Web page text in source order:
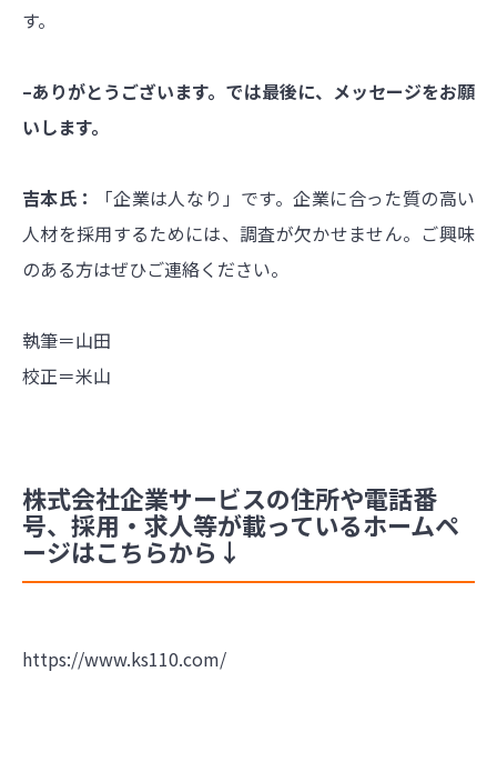
す。
–ありがとうございます。では最後に、メッセージをお願
いします。
吉本氏：
「企業は人なり」です。企業に合った質の高い
人材を採用するためには、調査が欠かせません。ご興味
のある方はぜひご連絡ください。
執筆＝山田
校正＝米山
株式会社企業サービスの住所や電話番
号、採用・求人等が載っているホームペ
ージはこちらから↓
https://www.ks110.com/